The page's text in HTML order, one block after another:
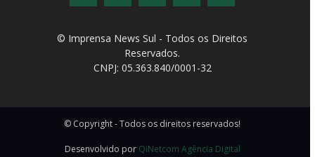
© Imprensa News Sul - Todos os Direitos
Reservados.
CNPJ: 05.363.840/0001-32
© Copyright - Todos os direitos reservados!
Desenvolvido por QiNetcom Agência Digital